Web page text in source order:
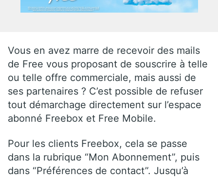
Vous en avez marre de recevoir des mails
de Free vous proposant de souscrire à telle
ou telle offre commerciale, mais aussi de
ses partenaires ? C’est possible de refuser
tout démarchage directement sur l’espace
abonné Freebox et Free Mobile.
Pour les clients Freebox, cela se passe
dans la rubrique “Mon Abonnement”, puis
dans “Préférences de contact”. Jusqu’à